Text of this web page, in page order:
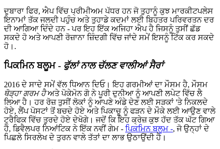
ਦੁਬਾਰਾ ਫਿਰ, ਐਪ ਵਿੱਚ ਪ੍ਰੀਮੀਅਮ ਪੱਧਰ ਹਨ ਜੋ ਤੁਹਾਨੂੰ ਕੁਝ ਮਾਰਕੀਟਪਲੇਸ
ਇਨਾਮਾਂ ਤੱਕ ਜਲਦੀ ਪਹੁੰਚ ਅਤੇ ਤੁਹਾਡੇ ਕਦਮਾਂ ਲਈ ਬਿਹਤਰ ਪਰਿਵਰਤਨ ਦਰ
ਦੀ ਆਗਿਆ ਦਿੰਦੇ ਹਨ - ਪਰ ਇਹ ਇੱਕ ਅਜਿਹਾ ਐਪ ਹੈ ਜਿਸਨੂੰ ਤੁਸੀਂ ਛੱਡ
ਸਕਦੇ ਹੋ ਅਤੇ ਆਪਣੀ ਰੋਜ਼ਾਨਾ ਜ਼ਿੰਦਗੀ ਵਿੱਚ ਜਾਂਦੇ ਸਮੇਂ ਇਸਨੂੰ ਟਿੱਕ ਕਰ ਸਕਦੇ
ਹੋ।.
ਪਿਕਮਿਨ ਬਲੂਮ - ਫੁੱਲਾਂ ਨਾਲ ਚੱਲਣ ਵਾਲੀਆਂ ਸੈਰਾਂ
2016 ਦੇ ਸਾਦੇ ਸਮੇਂ ਵੱਲ ਧਿਆਨ ਦਿਓ। ਇਹ ਗਰਮੀਆਂ ਦਾ ਮੌਸਮ ਹੈ, ਮੌਸਮ
ਥੋੜ੍ਹਾ ਗਰਮ ਹੈਅਤੇ ਪੋਕੇਮੋਨ ਗੋ ਨੇ ਪੂਰੀ ਦੁਨੀਆ ਨੂੰ ਆਪਣੀ ਲਪੇਟ ਵਿੱਚ ਲੈ
ਲਿਆ ਹੈ। ਹਰ ਰੋਜ਼ ਤੁਸੀਂ ਲੋਕਾਂ ਨੂੰ ਆਪਣੇ ਅੰਡੇ ਦੇਣ ਲਈ ਸੜਕਾਂ 'ਤੇ ਨਿਕਲਦੇ
ਹੋਏ, ਲੈਂਪ ਪੋਸਟਾਂ ਤੋਂ ਬਚਦੇ ਹੋਏ ਅਤੇ ਪਿਕਾਚੂ ਨੂੰ ਫੜਨ ਦੇ ਮੌਕੇ ਲਈ ਆਉਣ ਵਾਲੇ
ਟ੍ਰੈਫਿਕ ਵਿੱਚ ਤੁਰਦੇ ਹੋਏ ਦੇਖੋਗੇ। ਜਦੋਂ ਕਿ ਇਹ ਕ੍ਰੇਜ਼ ਕੁਝ ਹੱਦ ਤੱਕ ਘੱਟ ਗਿਆ
ਹੈ, ਡਿਵੈਲਪਰ ਨਿਆਂਟਿਕ ਨੇ ਇੱਕ ਨਵੀਂ ਗੇਮ - ਪਿਕਮਿਨ ਬਲੂਮ -, ਜੋ ਉਨ੍ਹਾਂ ਦੇ
ਪਿਛਲੇ ਸਿਰਲੇਖ ਦੇ ਤੁਰਨ ਵਾਲੇ ਤੱਤਾਂ ਦਾ ਲਾਭ ਉਠਾਉਂਦੀ ਹੈ।